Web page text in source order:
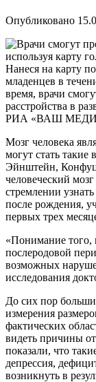
Опубликовано
Нанеся на карту
младенцев в
время, врачи
расстройства в
РИА «ВАШ
Мозг человека
могут стать
Эйнштейн,
человеческий
стремлении
после рождения,
первых трех
«Понимание того,
послеродовой
возможных
исследования
До сих пор
измерения
фактических
видеть причины
показали, что
депрессия,
возникнуть в